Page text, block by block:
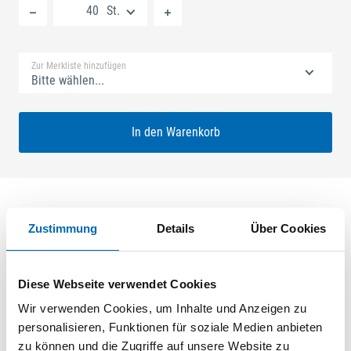
Zustimmung Details Über Cookies
Diese Webseite verwendet Cookies
Wir verwenden Cookies, um Inhalte und Anzeigen zu
personalisieren, Funktionen für soziale Medien anbieten
zu können und die Zugriffe auf unsere Website zu
St.
Zur Merkliste hinzufügen
Bitte wählen...
In den Warenkorb
Produktbeschreibung
1050mm Flachstulp 16x2,5mm L:2285,0mm Eckig Maße: A1
580,0mm B1 790,0mm ferGUard*silber VE: 40,000